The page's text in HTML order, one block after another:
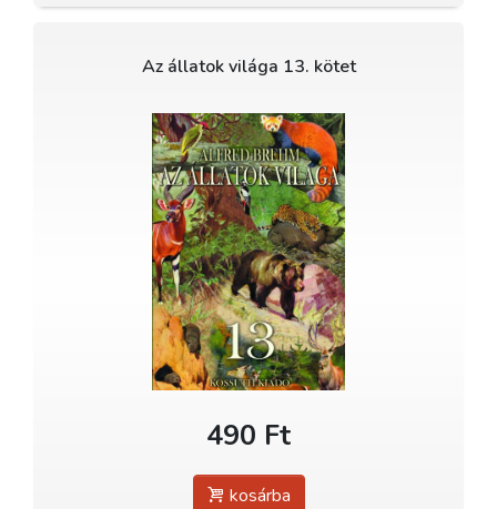
Az állatok világa 13. kötet
490 Ft
kosárba